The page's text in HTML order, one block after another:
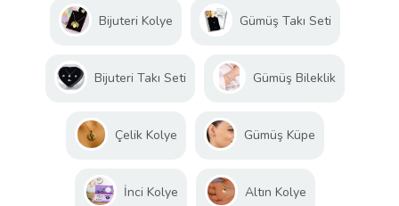
Bijuteri Kolye Gümüş Takı Seti
Bijuteri Takı Seti Gümüş Bileklik
Çelik Kolye Gümüş Küpe
İnci Kolye Altın Kolye